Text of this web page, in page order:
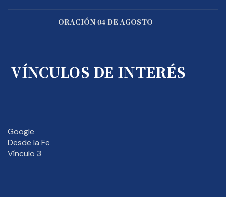
ORACIÓN 04 DE AGOSTO
VÍNCULOS DE INTERÉS
Google
Desde la Fe
Vínculo 3